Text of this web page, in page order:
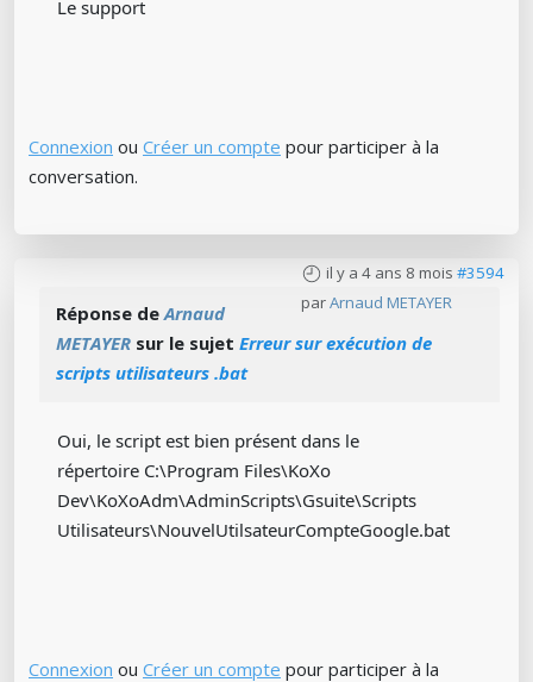
Le support
Connexion ou Créer un compte pour participer à la
conversation.
il y a 4 ans 8 mois #3594
parArnaud METAYER
Réponse deArnaud
METAYER sur le sujet Erreur sur exécution de
scripts utilisateurs .bat
Oui, le script est bien présent dans le
répertoire C:\Program Files\KoXo
Dev\KoXoAdm\AdminScripts\Gsuite\Scripts
Utilisateurs\NouvelUtilsateurCompteGoogle.bat
Connexion ou Créer un compte pour participer à la